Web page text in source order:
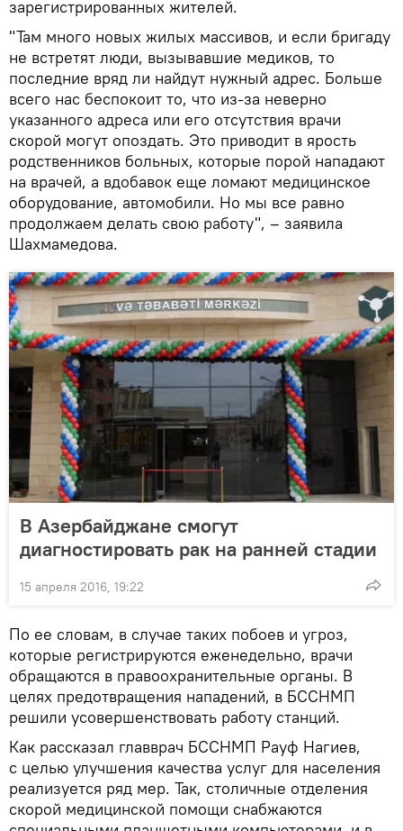
зарегистрированных жителей.
"Там много новых жилых массивов, и если бригаду
не встретят люди, вызывавшие медиков, то
последние вряд ли найдут нужный адрес. Больше
всего нас беспокоит то, что из-за неверно
указанного адреса или его отсутствия врачи
скорой могут опоздать. Это приводит в ярость
родственников больных, которые порой нападают
на врачей, а вдобавок еще ломают медицинское
оборудование, автомобили. Но мы все равно
продолжаем делать свою работу", – заявила
Шахмамедова.
В Азербайджане смогут
диагностировать рак на ранней стадии
15 апреля 2016, 19:22
По ее словам, в случае таких побоев и угроз,
которые регистрируются еженедельно, врачи
обращаются в правоохранительные органы. В
целях предотвращения нападений, в БССНМП
решили усовершенствовать работу станций.
Как рассказал главврач БССНМП Рауф Нагиев,
с целью улучшения качества услуг для населения
реализуется ряд мер. Так, столичные отделения
скорой медицинской помощи снабжаются